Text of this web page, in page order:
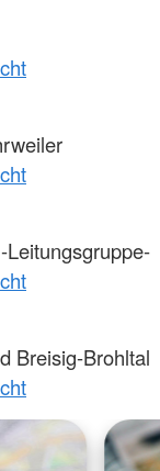
Leitungsgruppe-
Breisig-Brohltal